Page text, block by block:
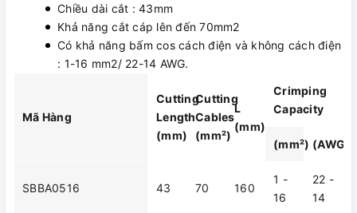
Chiều dài cắt : 43mm
Khả năng cắt cáp lên đến 70mm2
Có khả năng bấm cos cách điện và không cách điện
: 1-16 mm2/ 22-14 AWG.
Mã Hàng
Cutting
Length
(mm)
Cutting
Cables
(mm²)
L
(mm)
Crimping
Capacity
(mm²) (AWG)
SBBA0516 43 70 160
1 -
16
22 -
14